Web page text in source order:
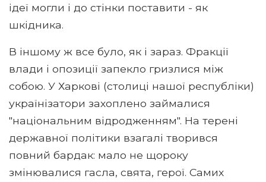
ідеї могли і до стінки поставити - як
шкідника.
В іншому ж все було, як і зараз. Фракції
влади і опозиції запекло гризлися між
собою. У Харкові (столиці нашої республіки)
українізатори захоплено займалися
"національним відродженням". На терені
державної політики взагалі творився
повний бардак: мало не щороку
змінювалися гасла, свята, герої. Самих